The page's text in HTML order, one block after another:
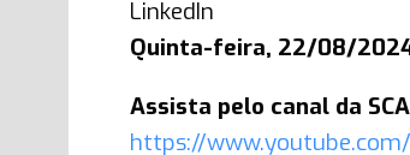
LinkedIn
Quinta-feira, 22/08/
Assista pelo canal da
https://www.youtube.com/